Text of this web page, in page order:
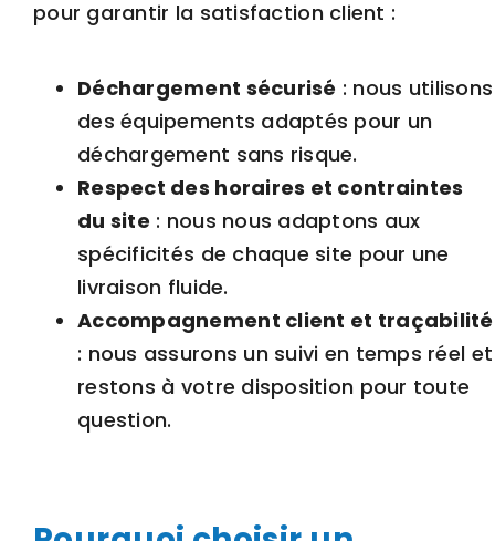
pour garantir la satisfaction client :
Déchargement sécurisé : nous utilisons
des équipements adaptés pour un
déchargement sans risque.
Respect des horaires et contraintes
du site : nous nous adaptons aux
spécificités de chaque site pour une
livraison fluide.
Accompagnement client et traçabilité
: nous assurons un suivi en temps réel et
restons à votre disposition pour toute
question.